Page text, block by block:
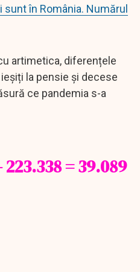
sunt în România. Numărul
artimetica, diferențele
la pensie și decese
ce pandemia s-a
223.338 = 39.089